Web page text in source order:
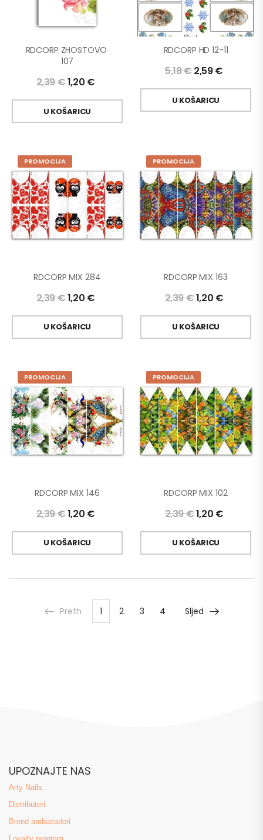
RDCORP ZHOSTOVO
107
2,39€1,20 €
U KOŠARICU
RDCORP HD 12-11
5,18€2,59€
U KOŠARICU
PROMOCIJA
RDCORP MIX 284
2,39€1,20 €
U KOŠARICU
PROMOCIJA
RDCORP MIX 163
2,39€1,20 €
U KOŠARICU
PROMOCIJA
RDCORP MIX 146
2,39€1,20 €
U KOŠARICU
PROMOCIJA
RDCORP MIX 102
2,39€1,20 €
U KOŠARICU
Preth 1 2 3 4 Sljed
UPOZNAJTE NAS
Arty Nails
Distributeri
Brend ambasadori
Loyalty program